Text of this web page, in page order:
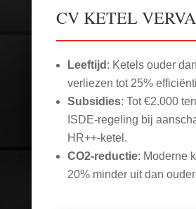
CV KETEL
Leeftijd : Ketels ouder
verliezen tot 25%
Subsidies: Tot €2.000
ISDE-regeling bij
HR++-ketel.
CO2-reductie: Moderne
20% minder uit dan